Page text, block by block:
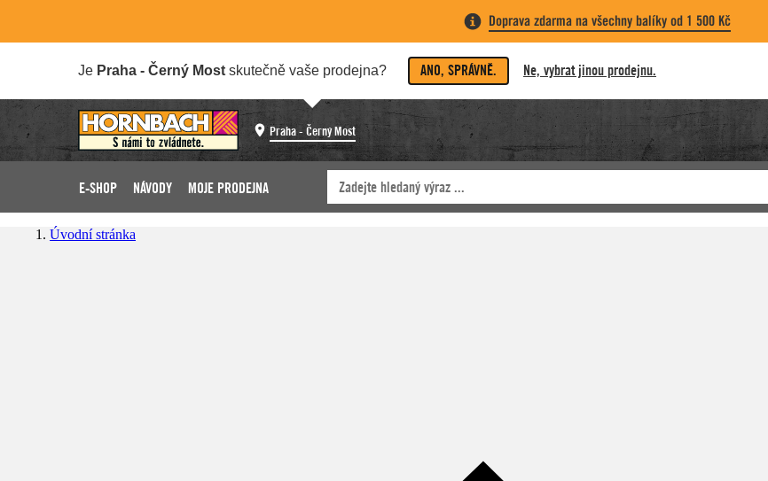
Doprava zdarma na všechny balíky od 1 500 Kč
Je Praha - Černý Most skutečně vaše prodejna? ANO, SPRÁVNĚ. Ne, vybrat jinou prodejnu.
Praha - Černý Most
E-SHOP NÁVODY MOJE PRODEJNA
Úvodní stránka